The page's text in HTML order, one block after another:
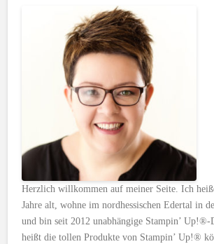
Herzlich willkommen auf meiner Seite. Ich
Jahre alt, wohne im nordhessischen Edertal in
und bin seit 2012 unabhängige Stampin’ Up!®-
heißt die tollen Produkte von Stampin’ Up!®